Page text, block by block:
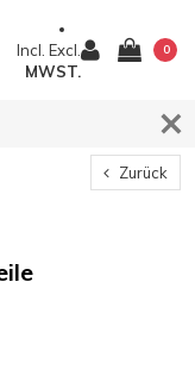
Incl. Excl.
MWST.
0
Zurück